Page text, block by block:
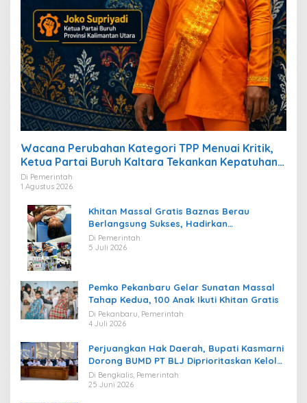
Wacana Perubahan Kategori TPP Menuai Kritik,
Ketua Partai Buruh Kaltara Tekankan Kepatuhan
Regulasi
Di Pemerintah
1 Agustus 2026
Khitan Massal Gratis Baznas Berau
Berlangsung Sukses, Hadirkan
Kebahagiaan bagi Puluhan Anak
Di Pemerintah
5 Juli 2026
Pemko Pekanbaru Gelar Sunatan Massal
Tahap Kedua, 100 Anak Ikuti Khitan Gratis
Di Pekanbaru, Pemerintah
4 Juli 2026
Perjuangkan Hak Daerah, Bupati Kasmarni
Dorong BUMD PT BLJ Diprioritaskan Kelola
Migas
Di Bengkalis, Pemerintah
25 Juni 2026